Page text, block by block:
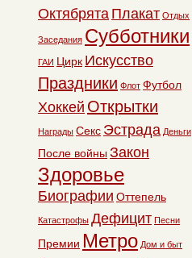
Октябрята Плакат Отдых
Заседания Субботники
ГАИ Цирк Искусство
Праздники Флот Футбол
Хоккей Открытки
Награды Секс Эстрада Деньги
После войны Закон
Здоровье
Биографии Оттепель
Катастрофы Дефицит Песни
Премии Метро Дом и быт